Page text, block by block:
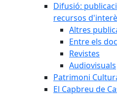
Difusió:
recursos
Altres
Entre els
Revistes
Audiovisuals
Patrimoni
El Capbreu de